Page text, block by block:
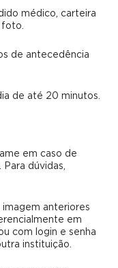
médico, carteira
foto.
de antecedência
de até 20 minutos.
em caso de
dúvidas,
imagem anteriores
em
com login e senha
instituição.